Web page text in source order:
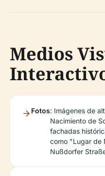
Medios
Fotos: Imágenes de
Nacimiento de
fachadas
como "Lugar de
Nußdorfer